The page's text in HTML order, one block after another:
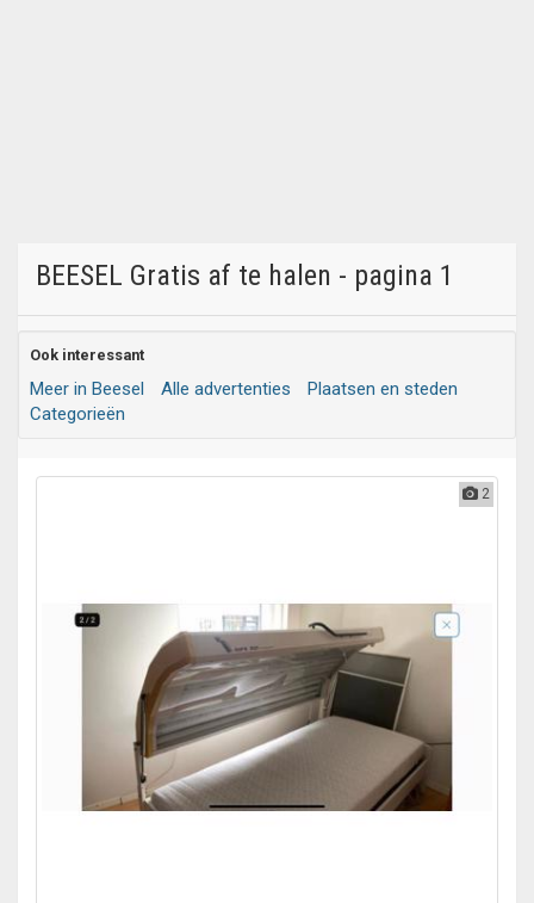
BEESEL Gratis af te halen - pagina 1
Ook interessant
Meer in Beesel Alle advertenties
Plaatsen en steden
Categorieën
2